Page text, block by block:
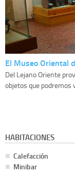
El Museo Oriental
Del Lejano Oriente
objetos que podremos
HABITACIONES
Calefacción
Minibar